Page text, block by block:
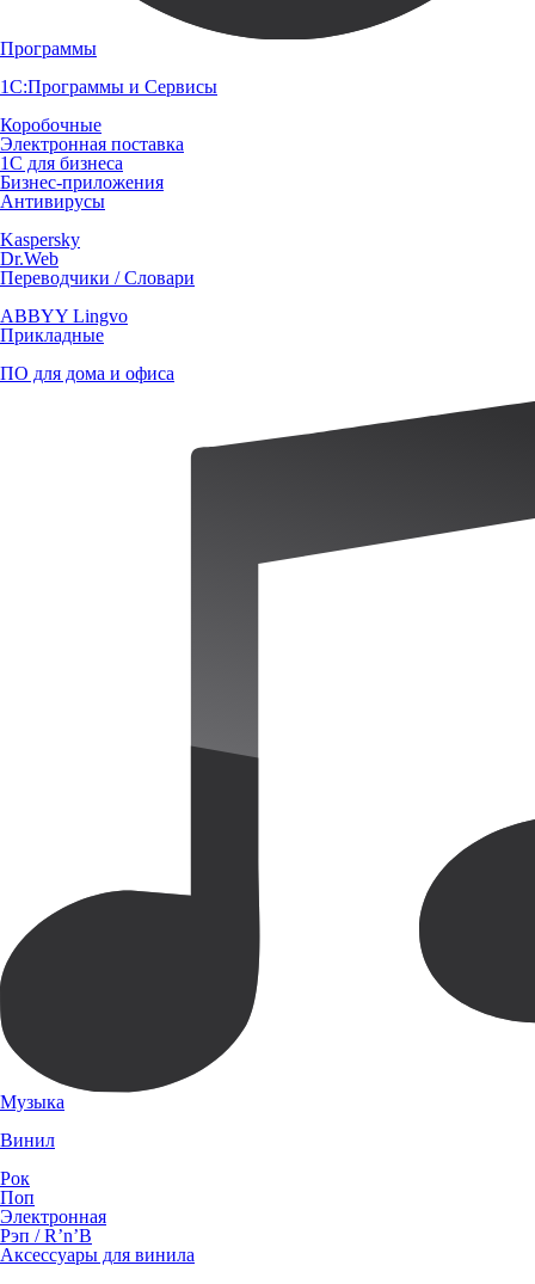
Программы
1С:Программы и Сервисы
Коробочные
Электронная поставка
1С для бизнеса
Бизнес-приложения
Антивирусы
Kaspersky
Dr.Web
Переводчики / Словари
ABBYY Lingvo
Прикладные
ПО для дома и офиса
Музыка
Винил
Рок
Поп
Электронная
Рэп / R’n’B
Аксессуары для винила